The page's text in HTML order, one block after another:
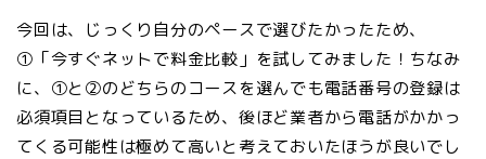
今回は、じっくり自分のペースで選びたかったため、
①「今すぐネットで料金比較」を試してみました！ちなみ
に、①と②のどちらのコースを選んでも電話番号の登録は
必須項目となっているため、後ほど業者から電話がかかっ
てくる可能性は極めて高いと考えておいたほうが良いでし